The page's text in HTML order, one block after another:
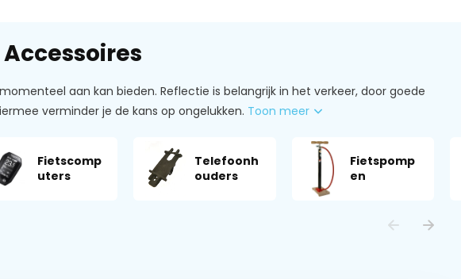
aan kan bieden. Reflectie is belangrijk in het verkeer, door goede
verminder je de kans op ongelukken. Toon meer
Fietscomp
uters
Telefoonh
ouders
Fietspomp
en